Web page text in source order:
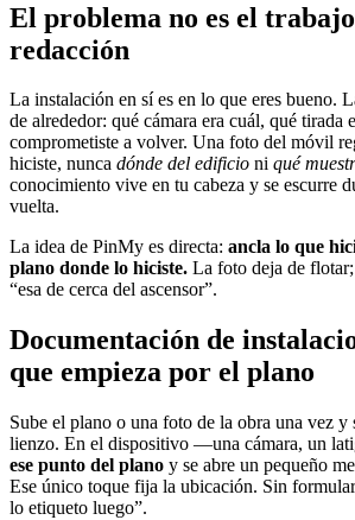
El problema no es el
redacción
La instalación en sí es en lo que eres bueno.
de alrededor: qué cámara era cuál, qué tirada
comprometiste a volver. Una foto del móvil
hiciste, nunca dónde del edificio ni qué
conocimiento vive en tu cabeza y se escurre
vuelta.
La idea de PinMy es directa: ancla lo que
plano donde lo hiciste. La foto deja de
“esa de cerca del ascensor”.
Documentación de
que empieza por el plano
Sube el plano o una foto de la obra una vez y
lienzo. En el dispositivo —una cámara, un
ese punto del plano y se abre un pequeño
Ese único toque fija la ubicación. Sin
lo etiqueto luego”.